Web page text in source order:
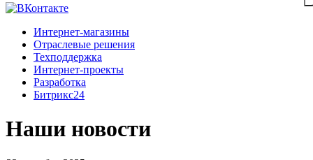
Интернет-магазины
Отраслевые решения
Техподдержка
Интернет-проекты
Разработка
Битрикс24
Наши новости